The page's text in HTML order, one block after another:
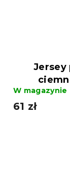
Jersey
W magazynie
61 zł